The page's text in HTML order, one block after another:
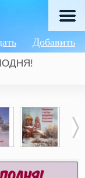
Добавить